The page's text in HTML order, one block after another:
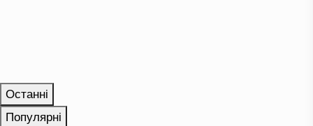
Останні
Популярні